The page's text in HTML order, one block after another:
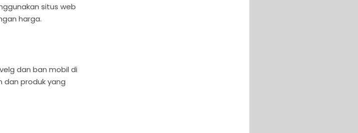
situs web
harga.
dan ban mobil di
dan produk yang